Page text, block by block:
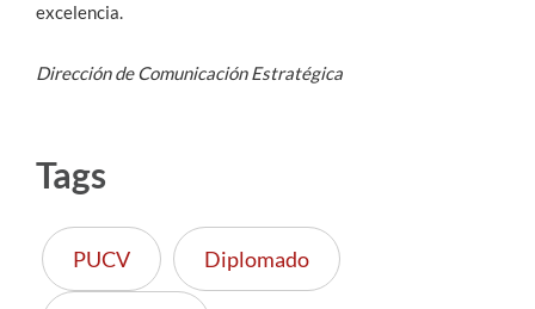
excelencia.
Dirección de Comunicación Estratégica
Tags
PUCV Diplomado